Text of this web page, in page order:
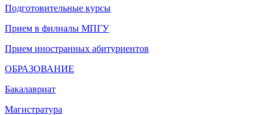
Подготовительные курсы
Прием в филиалы МПГУ
Прием иностранных абитуриентов
ОБРАЗОВАНИЕ
Бакалавриат
Магистратура